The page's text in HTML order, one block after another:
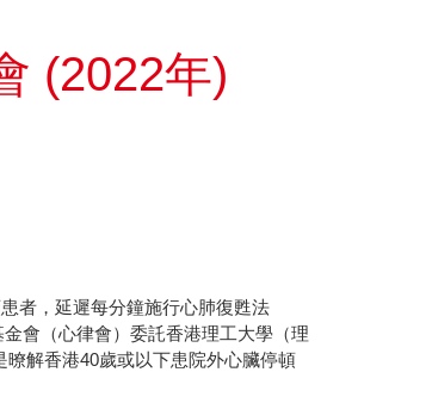
(2022年)
者，延遲每分鐘施行心肺復甦法
會（心律會）委託香港理工大學（理
暸解香港40歲或以下患院外心臟停頓